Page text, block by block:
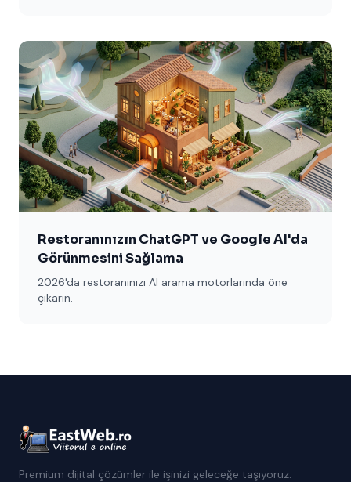
Restoranınızın ChatGPT ve Google AI'da
Görünmesini Sağlama
2026'da restoranınızı AI arama motorlarında öne
çıkarın.
Premium dijital çözümler ile işinizi geleceğe taşıyoruz.